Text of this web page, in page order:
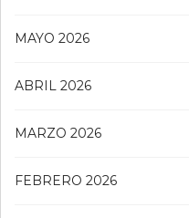
MAYO 2026
ABRIL 2026
MARZO 2026
FEBRERO 2026